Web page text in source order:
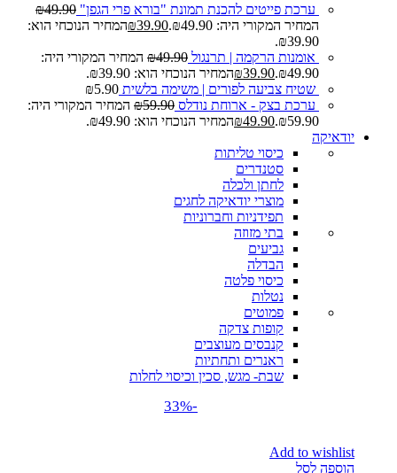
ערכת פייטים להכנת תמונת "בורא פרי הגפן" ₪49.90
המחיר המקורי היה: ₪49.90.
₪39.90
המחיר הנוכחי הוא:
₪39.90.
אומנות הרקמה | תרנגול
₪49.90
המחיר המקורי היה:
₪49.90.
₪39.90
המחיר הנוכחי הוא: ₪39.90.
שטיח צביעה לפורים | משימה בלשית
₪5.90
ערכת בצק - ארוחת נודלס
₪59.90
המחיר המקורי היה:
₪59.90.
₪49.90
המחיר הנוכחי הוא: ₪49.90.
יודאיקה
כיסוי טליתות
סטנדרים
לחתן ולכלה
מוצרי יודאיקה לחגים
תפידניות וחברוניות
בתי מזוזה
גביעים
הבדלה
כיסוי פלטה
נטלות
פמוטים
קופות צדקה
קנבסים מעוצבים
ראנרים ותחתיות
שבת- מגש, סכין וכיסוי לחלות
-33%
Add to wishlist
הוספה לסל